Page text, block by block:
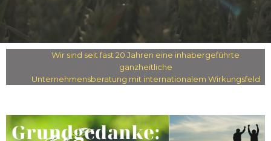
Wir sind seit fast 20 Jahren eine inhabergeführte
ganzheitliche
Unternehmensberatung mit internationalem Wirkungsfeld